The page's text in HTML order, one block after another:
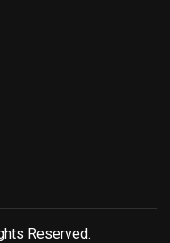
Reserved.